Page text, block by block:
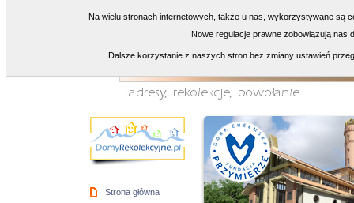
Strona główna
Na wielu stronach internetowych, także u nas, wykorzystywane są
Nowe regulacje prawne zobowiązują nas
Dalsze korzystanie z naszych stron bez zmiany ustawień